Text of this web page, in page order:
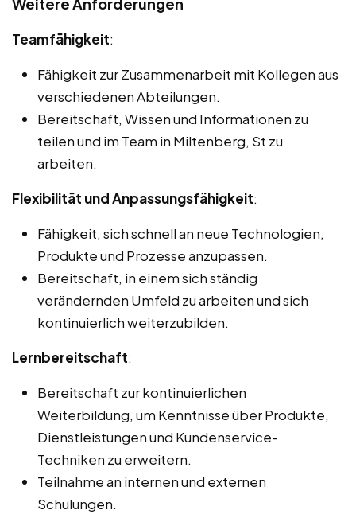
Weitere Anforderungen
Teamfähigkeit:
Fähigkeit zur Zusammenarbeit mit Kollegen aus
verschiedenen Abteilungen.
Bereitschaft, Wissen und Informationen zu
teilen und im Team in Miltenberg, St zu
arbeiten.
Flexibilität und Anpassungsfähigkeit:
Fähigkeit, sich schnell an neue Technologien,
Produkte und Prozesse anzupassen.
Bereitschaft, in einem sich ständig
verändernden Umfeld zu arbeiten und sich
kontinuierlich weiterzubilden.
Lernbereitschaft:
Bereitschaft zur kontinuierlichen
Weiterbildung, um Kenntnisse über Produkte,
Dienstleistungen und Kundenservice-
Techniken zu erweitern.
Teilnahme an internen und externen
Schulungen.